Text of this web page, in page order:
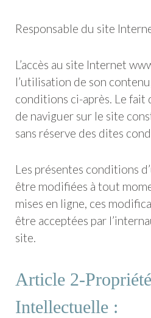
Responsable du site
L’accès au site Internet
l’utilisation de son
conditions ci-après. Le fait
de naviguer sur le site
sans réserve des dites
Les présentes conditions
être modifiées à tout
mises en ligne, ces
être acceptées par
site.
Article 2-Propriété
Intellectuelle :